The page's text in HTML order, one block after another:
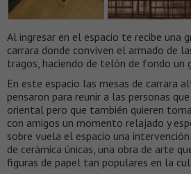
Al ingresar en el espacio te recibe una
carrara donde conviven el armado de
tragos, haciendo de telón de fondo un
En este espacio las mesas de carrara
pensaron para reunir a las personas
oriental pero que también quieren
con amigos un momento relajado y
sobre vuela el espacio una
de cerámica únicas, una obra de arte
figuras de papel tan populares en la